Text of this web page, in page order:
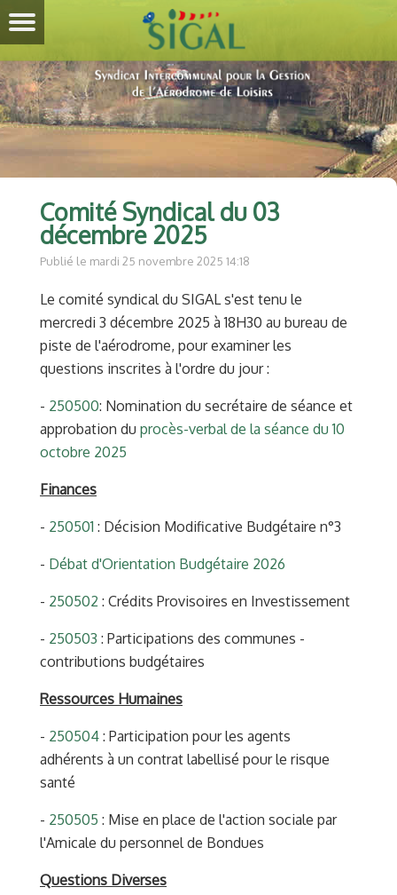
Comité Syndical du 03
décembre 2025
Publié le mardi 25 novembre 2025 14:18
Le comité syndical du SIGAL s'est tenu le
mercredi 3 décembre 2025 à 18H30 au bureau de
piste de l'aérodrome, pour examiner les
questions inscrites à l'ordre du jour :
- 250500: Nomination du secrétaire de séance et
approbation du procès-verbal de la séance du 10
octobre 2025
Finances
- 250501 : Décision Modificative Budgétaire n°3
- Débat d'Orientation Budgétaire 2026
- 250502 : Crédits Provisoires en Investissement
- 250503 : Participations des communes -
contributions budgétaires
Ressources Humaines
- 250504 : Participation pour les agents
adhérents à un contrat labellisé pour le risque
santé
- 250505 : Mise en place de l'action sociale par
l'Amicale du personnel de Bondues
Questions Diverses